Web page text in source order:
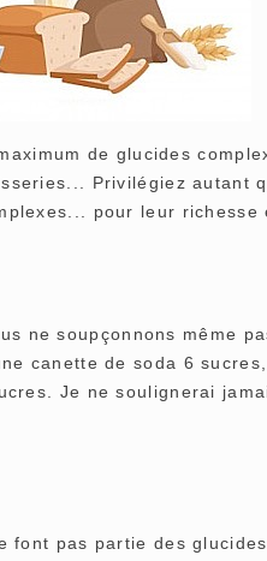
de glucides
Privilégiez autant
pour leur richesse
ne soupçonnons même
canette de soda 6
Je ne soulignerai
pas partie des